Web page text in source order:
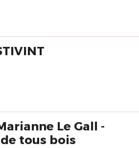
Le Gall -
tous bois